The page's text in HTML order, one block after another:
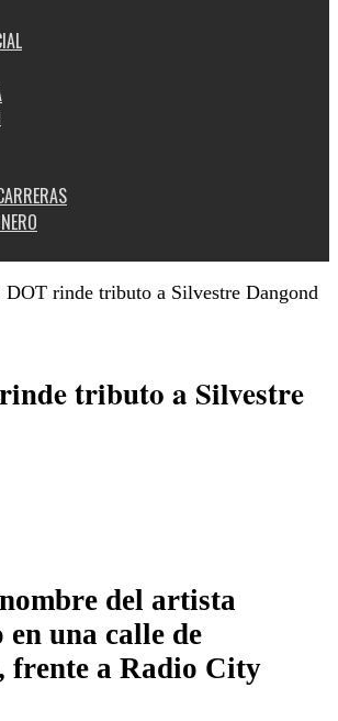
rinde tributo a Silvestre Dangond
tributo a Silvestre
del artista
en una calle de
frente a Radio City